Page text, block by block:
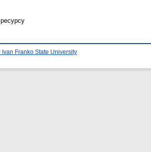
Ivan Franko State University